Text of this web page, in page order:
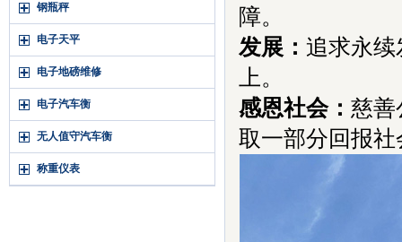
钢瓶秤
电子天平
电子地磅维修
电子汽车衡
无人值守汽车衡
称重仪表
障。
发展： 追求永续
上。
感恩社会： 慈善
取一部分回报